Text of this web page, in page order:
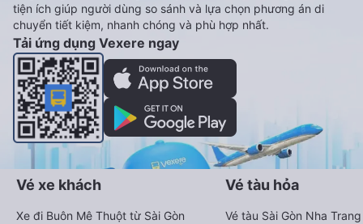
tiện ích giúp người dùng so sánh và lựa chọn phương án di
chuyển tiết kiệm, nhanh chóng và phù hợp nhất.
Tải ứng dụng Vexere ngay
Vé xe khách
Xe đi Buôn Mê Thuột từ Sài Gòn
Vé tàu hỏa
Vé tàu Sài Gòn Nha Trang